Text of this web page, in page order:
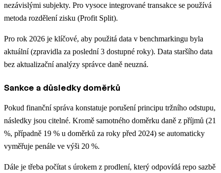
nezávislými subjekty. Pro vysoce integrované transakce se používá
metoda rozdělení zisku (Profit Split).
Pro rok 2026 je klíčové, aby použitá data v benchmarkingu byla
aktuální (zpravidla za poslední 3 dostupné roky). Data staršího data
bez aktualizační analýzy správce daně neuzná.
Sankce a důsledky doměrků
Pokud finanční správa konstatuje porušení principu tržního odstupu,
následky jsou citelné. Kromě samotného doměrku daně z příjmů (21
%, případně 19 % u doměrků za roky před 2024) se automaticky
vyměřuje penále ve výši 20 %.
Dále je třeba počítat s úrokem z prodlení, který odpovídá repo sazbě